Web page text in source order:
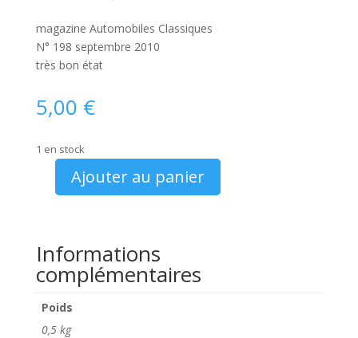
magazine Automobiles Classiques
N° 198 septembre 2010
très bon état
5,00 €
1 en stock
quantité
Classiques
N°
198
Ajouter au panier
Informations
complémentaires
Poids
0,5 kg